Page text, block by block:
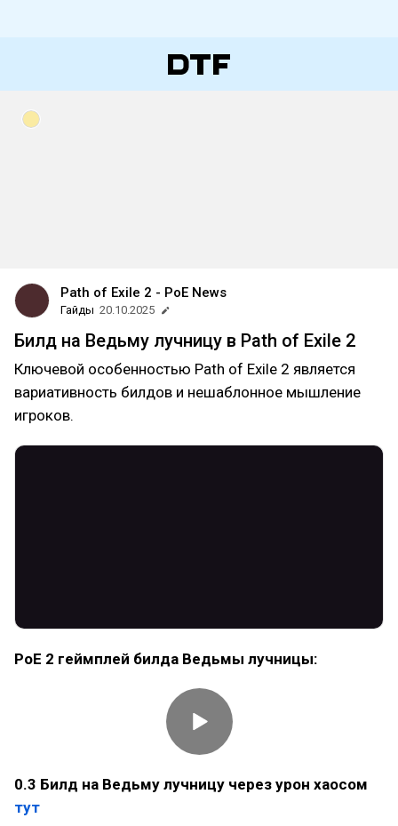
Path of Exile 2 - PoE News
Гайды 20.10.2025
Билд на Ведьму лучницу в Path of Exile 2
Ключевой особенностью Path of Exile 2 является
вариативность билдов и нешаблонное мышление
игроков.
PoE 2 геймплей билда Ведьмы лучницы:
0.3 Билд на Ведьму лучницу через урон хаосом
тут